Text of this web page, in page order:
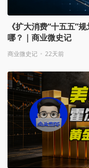
《扩大消费“十五五”
哪？｜商业微史记
商业微史记 22天前